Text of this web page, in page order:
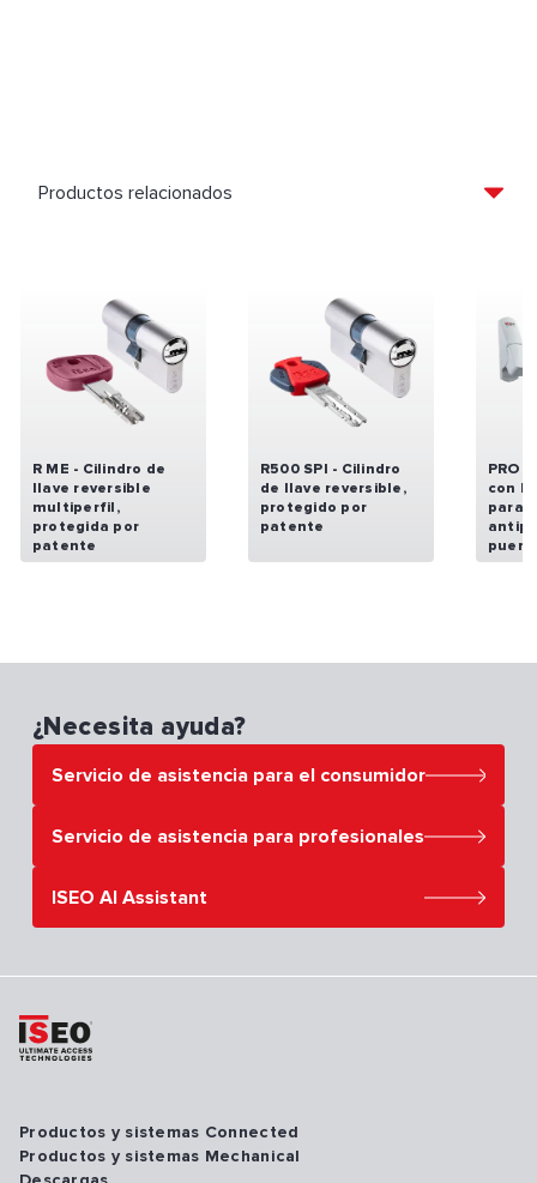
R ME - Cilindro de
llave reversible
multiperfil,
protegida por
patente
R500 SPI - Cilindro
de llave reversible,
protegido por
patente
PRO
con
para
¿Necesita ayuda?
Servicio de asistencia para el consumidor
Servicio de asistencia para profesionales
ISEO AI Assistant
Productos y sistemas Connected
Productos y sistemas Mechanical